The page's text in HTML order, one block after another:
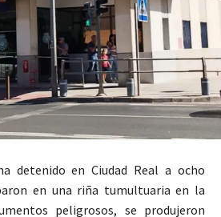
detenido en Ciudad Real a ocho
en una riña tumultuaria en la
peligrosos, se produjeron